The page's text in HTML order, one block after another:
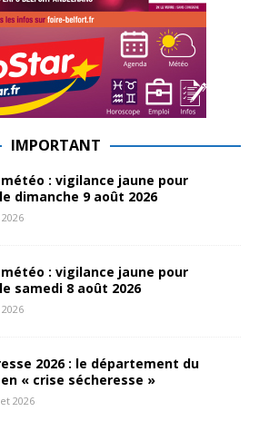
IMPORTANT
: vigilance jaune pour
dimanche 9 août 2026
: vigilance jaune pour
samedi 8 août 2026
2026 : le département du
« crise sécheresse »
2026